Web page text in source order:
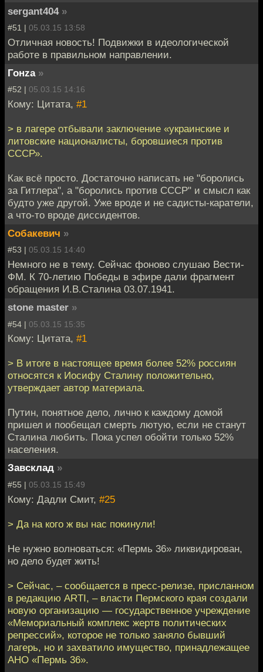
sergant404 »
#51 | 05.03.15 13:58
Отличная новость! Подвижки в идеологической
работе в правильном направлении.
Гонzа »
#52 | 05.03.15 14:16
Кому: Цитата, #1
> в лагере отбывали заключение «украинские и
литовские националисты, боровшиеся против
СССР».
Как всё просто. Достаточно написать не "боролись
за Гитлера", а "боролись против СССР" и смысл как
будто уже другой. Уже вроде и не садисты-каратели,
а что-то вроде диссидентов.
Собакевич »
#53 | 05.03.15 14:40
Немного не в тему. Сейчас фоново слушаю Вести-
ФМ. К 70-летию Победы в эфире дали фрагмент
обращения И.В.Сталина 03.07.1941.
stone master »
#54 | 05.03.15 15:35
Кому: Цитата, #1
> В итоге в настоящее время более 52% россиян
относятся к Иосифу Сталину положительно,
утверждает автор материала.
Путин, понятное дело, лично к каждому домой
пришел и пообещал смерть лютую, если не станут
Сталина любить. Пока успел обойти только 52%
населения.
Завсклад »
#55 | 05.03.15 15:49
Кому: Дадли Смит, #25
> Да на кого ж вы нас покинули!
Не нужно волноваться: «Пермь 36» ликвидирован,
но дело будет жить!
> Сейчас, – сообщается в пресс-релизе, присланном
в редакцию ARTI, – власти Пермского края создали
новую организацию — государственное учреждение
«Мемориальный комплекс жертв политических
репрессий», которое не только заняло бывший
лагерь, но и захватило имущество, принадлежащее
АНО «Пермь 36».